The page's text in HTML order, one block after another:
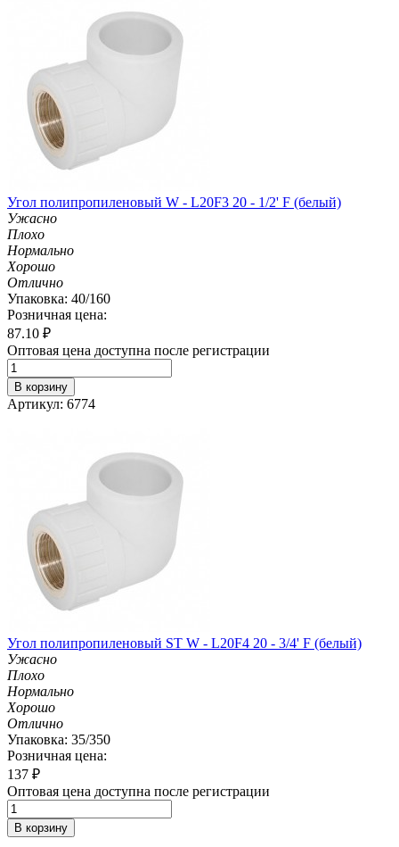
Угол полипропиленовый W - L20F3 20 - 1/2' F (белый)
Ужасно
Плохо
Нормально
Хорошо
Отлично
Упаковка: 40/160
Розничная цена:
87.10 ₽
Оптовая цена доступна после регистрации
В корзину
Артикул: 6774
Угол полипропиленовый ST W - L20F4 20 - 3/4' F (белый)
Ужасно
Плохо
Нормально
Хорошо
Отлично
Упаковка: 35/350
Розничная цена:
137 ₽
Оптовая цена доступна после регистрации
В корзину